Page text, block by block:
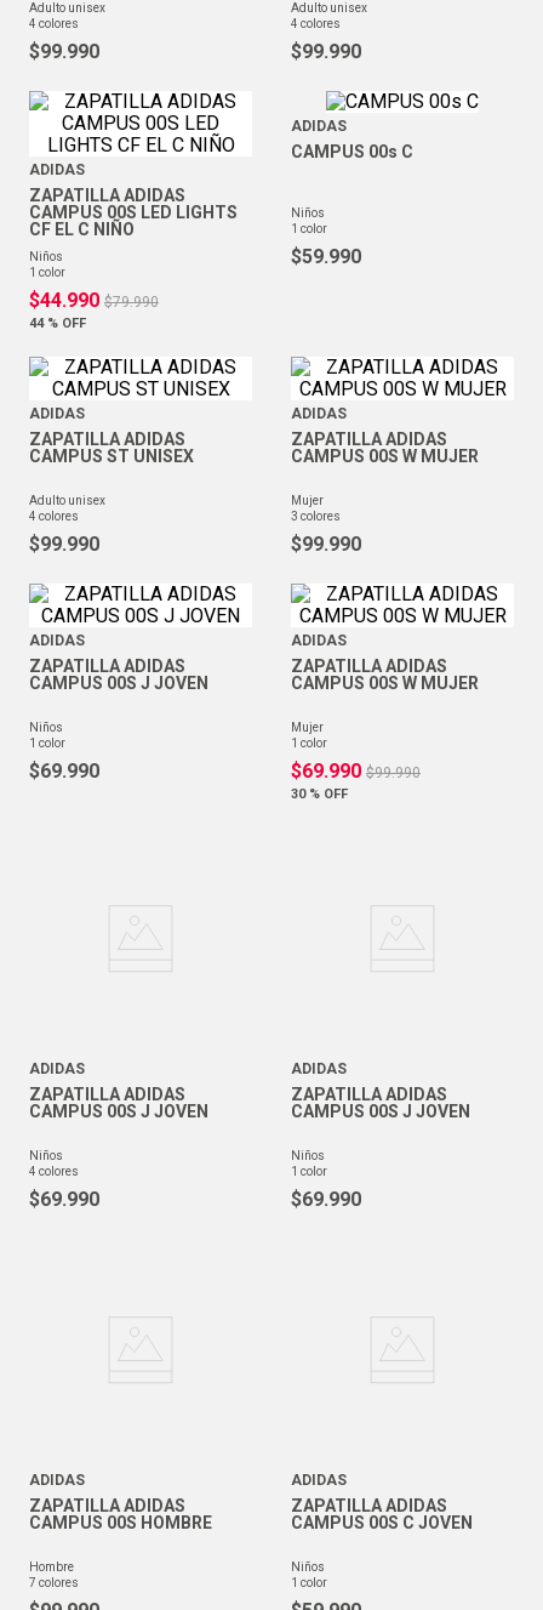
adulto unisex
4 colores
$99.990
adulto unisex
4 colores
$99.990
ADIDAS
ZAPATILLA ADIDAS
CAMPUS 00S LED LIGHTS
CF EL C NIÑO
niños
1 color
$44.990 $79.990
44 % OFF
ADIDAS
CAMPUS 00s C
niños
1 color
$59.990
ADIDAS
ZAPATILLA ADIDAS
CAMPUS ST UNISEX
adulto unisex
4 colores
$99.990
ADIDAS
ZAPATILLA ADIDAS
CAMPUS 00S W MUJER
mujer
3 colores
$99.990
ADIDAS
ZAPATILLA ADIDAS
CAMPUS 00S J JOVEN
niños
1 color
$69.990
ADIDAS
ZAPATILLA ADIDAS
CAMPUS 00S W MUJER
mujer
1 color
$69.990 $99.990
30 % OFF
ADIDAS
ZAPATILLA ADIDAS
CAMPUS 00S J JOVEN
niños
4 colores
$69.990
ADIDAS
ZAPATILLA ADIDAS
CAMPUS 00S J JOVEN
niños
1 color
$69.990
ADIDAS
ZAPATILLA ADIDAS
CAMPUS 00S HOMBRE
hombre
7 colores
ADIDAS
ZAPATILLA ADIDAS
CAMPUS 00S C JOVEN
niños
1 color